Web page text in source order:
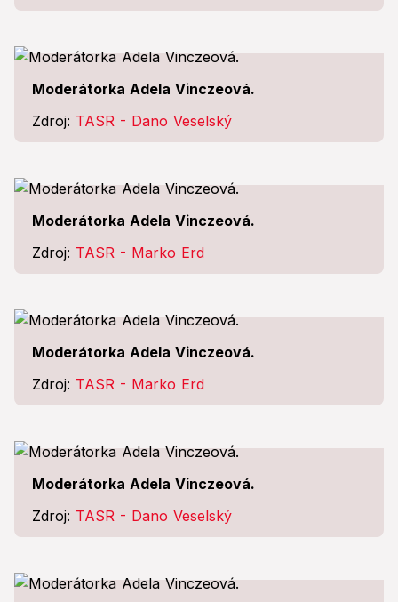
Moderátorka Adela Vinczeová.
Zdroj: TASR - Dano Veselský
Moderátorka Adela Vinczeová.
Zdroj: TASR - Marko Erd
Moderátorka Adela Vinczeová.
Zdroj: TASR - Marko Erd
Moderátorka Adela Vinczeová.
Zdroj: TASR - Dano Veselský